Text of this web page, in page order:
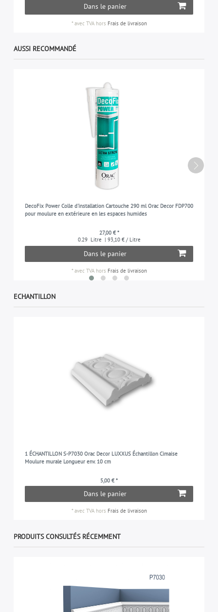
Dans le panier
*avec TVAhors Frais de livraison
AUSSI RECOMMANDÉ
DecoFix Power Colle d'installation Cartouche 290 ml Orac Decor FDP700
pour moulure en extérieure en les espaces humides
27,00 € *
0.29 Litre | 93,10 € / Litre
Dans le panier
*avec TVAhors Frais de livraison
ECHANTILLON
1 ÉCHANTILLON S-P7030 Orac Decor LUXXUS Échantillon Cimaise
Moulure murale Longueur env. 10 cm
5,00 € *
Dans le panier
*avec TVAhors Frais de livraison
PRODUITS CONSULTÉS RÉCEMMENT